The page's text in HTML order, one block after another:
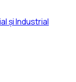
și Industrial